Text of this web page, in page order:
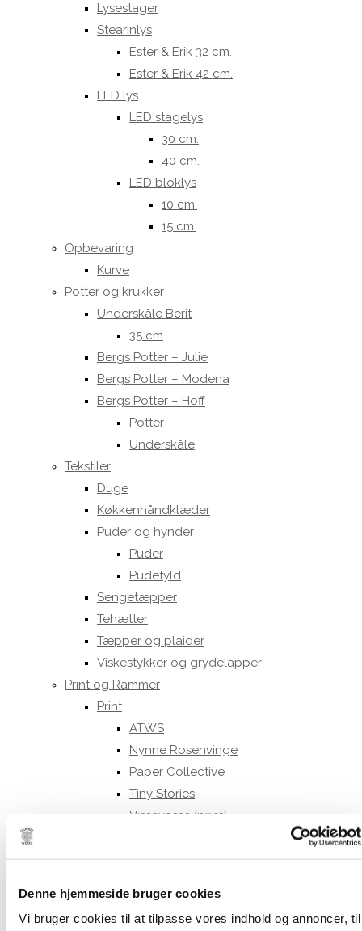
Denne hjemmeside bruger cookies
Vi bruger cookies til at tilpasse vores indhold og annoncer, til
Lysestager
Stearinlys
Ester & Erik 32 cm.
Ester & Erik 42 cm.
LED lys
LED stagelys
30 cm.
40 cm.
LED bloklys
10 cm.
15 cm.
Opbevaring
Kurve
Potter og krukker
Underskåle Berit
35 cm
Bergs Potter – Julie
Bergs Potter – Modena
Bergs Potter – Hoff
Potter
Underskåle
Tekstiler
Duge
Køkkenhåndklæder
Puder og hynder
Puder
Pudefyld
Sengetæpper
Tehætter
Tæpper og plaider
Viskestykker og grydelapper
Print og Rammer
Print
ATWS
Nynne Rosenvinge
Paper Collective
Tiny Stories
Vissevasse (print)
Refleksfrie rammer
40 x 50 cm
50 x 70 cm